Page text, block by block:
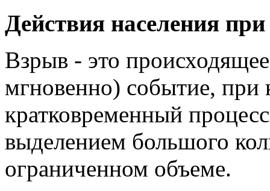
Действия населения
Взрыв - это
мгновенно) событие, при
кратковременный
выделением большого
ограниченном объеме.